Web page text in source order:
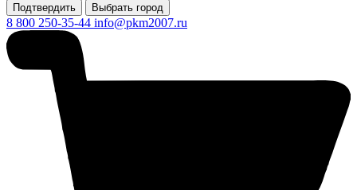
Подтвердить Выбрать город
8 800 250-35-44 info@pkm2007.ru